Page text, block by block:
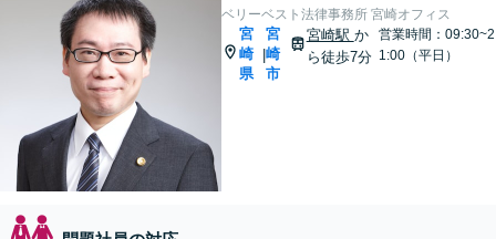
ベリーベスト法律事務所 宮崎オフィス
宮
崎
県
|
宮
崎
市
宮崎駅 か
ら徒歩7分
営業時間：09:30~2
1:00（平日）